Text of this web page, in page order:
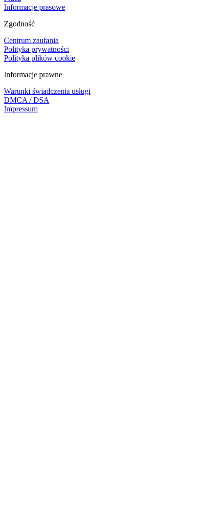
Informacje prasowe
Zgodność
Centrum zaufania
Polityka prywatności
Polityka plików cookie
Informacje prawne
Warunki świadczenia usługi
DMCA / DSA
Impressum